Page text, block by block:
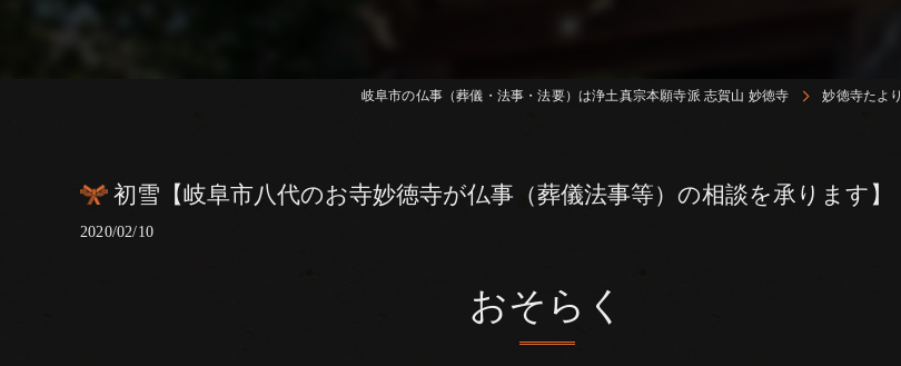
岐阜市の仏事（葬儀・法事・法要）は浄土真宗本願寺派 志賀山 妙徳寺 妙徳寺たより
初雪【岐阜市八代のお寺妙徳寺が仏事（葬儀法事等）の相談を承ります】
2020/02/10
おそらく